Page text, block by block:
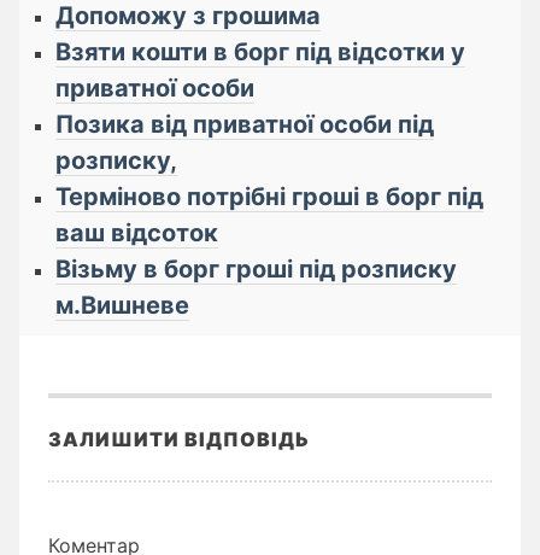
Допоможу з грошима
Взяти кошти в борг під відсотки у
приватної особи
Позика від приватної особи під
розписку,
Терміново потрібні гроші в борг під
ваш відсоток
Візьму в борг гроші під розписку
м.Вишневе
ЗАЛИШИТИ ВІДПОВІДЬ
Коментар